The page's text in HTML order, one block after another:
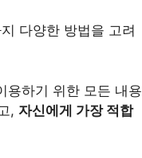
다양한 방법을 고려
용하기 위한 모든 내용
, 자신에게 가장 적합